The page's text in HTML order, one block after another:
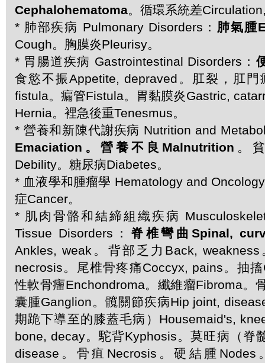
Cephalohematoma。循環系統差
* 肺部疾病 Pulmonary Disorders： 肺氣腫
Cough。胸膜炎Pleurisy。
* 胃腸道疾病 Gastrointestinal Disorders：
食慾不振Appetite, depraved。肛裂，肛門
fistula。瘺管Fistula。胃黏膜炎Gastric,
Hernia。裡急後重Tenesmus。
* 營養和新陳代謝疾病 Nutrition and
Emaciation。營養不良Malnutrition 。
Debility。糖尿病Diabetes。
* 血液學和腫瘤學 Hematology and
症Cancer。
* 肌肉骨骼和結締組織疾病
Tissue Disorders：脊椎彎曲Spinal,
Ankles, weak。背部乏力Back,
necrosis。尾椎骨疼痛Coccyx, pains。抽
性軟骨癅Enchondroma。纖維瘤Fibroma。
囊腫Ganglion。髖關節疾病Hip joint,
期跪下導至的膝蓋毛病）Housemaid's,
bone, decay。駝背Kyphosis。莫旺病（脊
disease。骨疽Necrosis。硬結腫Nodes